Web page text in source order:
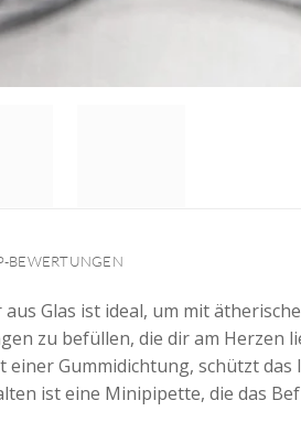
BEWERTUNGEN
aus Glas ist ideal, um mit
zu befüllen, die dir am Herzen
einer Gummidichtung, schützt
ist eine Minipipette, die das